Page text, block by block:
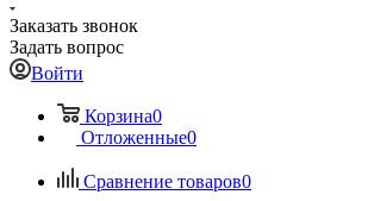
Заказать звонок
Задать вопрос
Войти
Корзина0
Отложенные0
Сравнение товаров0